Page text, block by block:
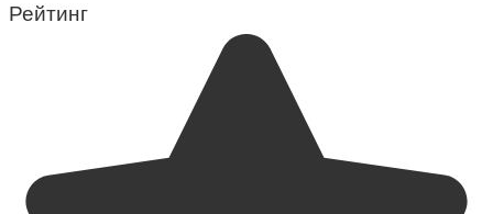
Рейтинг